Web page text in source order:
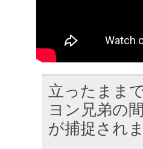
立ったまま
ヨン兄弟の
が捕捉され